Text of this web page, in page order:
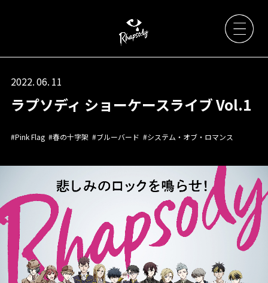
Live / Event
Discography
Goods
2022. 06. 11
ラプソディ ショーケースライブ Vol.1
#Pink Flag #春の十字架 #ブルーバード #システム・オブ・ロマンス